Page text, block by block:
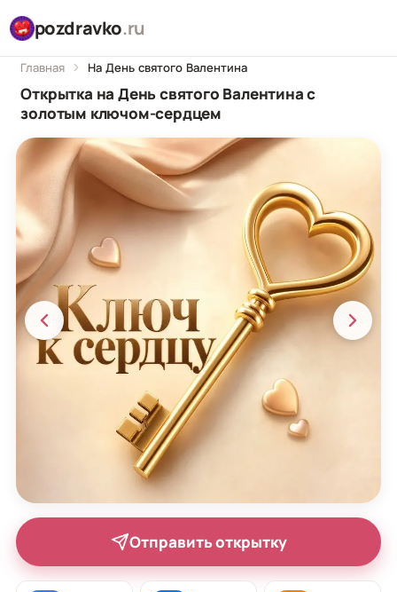
pozdravko.ru
Главная На День святого Валентина
Открытка на День святого Валентина с
золотым ключом-сердцем
Отправить открытку